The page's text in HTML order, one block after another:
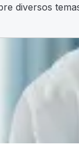
diversos